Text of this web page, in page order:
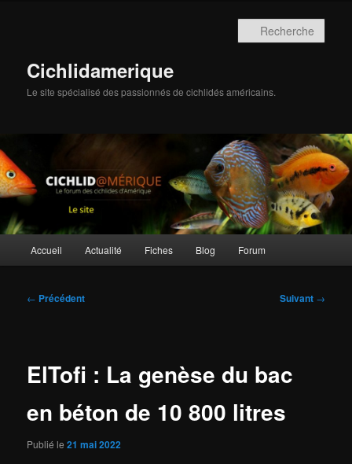
Cichlidamerique
Le site spécialisé des passionnés de cichlidés américains.
Accueil Actualité Fiches Blog Forum
Navigation
← Précédent Suivant →
ElTofi : La genèse du bac
en béton de 10 800 litres
Publié le21 mai 2022